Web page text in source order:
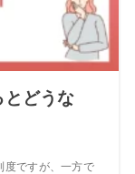
どうな
度ですが、一方で